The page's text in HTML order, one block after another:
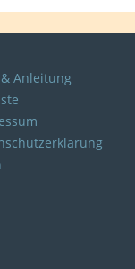
Anleitung